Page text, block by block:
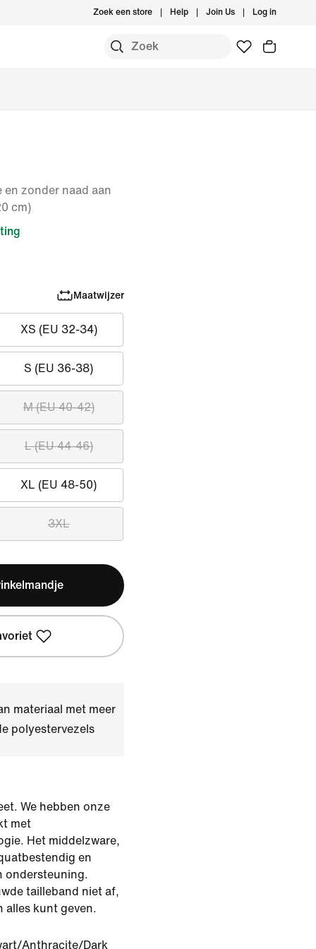
Zoek een store Help Join Us Log in
zonder naad aan
cm)
Maatwijzer
XS (EU 32-34)
S (EU 36-38)
M (EU 40-42)
L (EU 44-46)
XL (EU 48-50)
3XL
materiaal met meer
polyestervezels
We hebben onze
met
Het middelzware,
en
ondersteuning.
tailleband niet af,
alles kunt geven.
Anthracite/Dark